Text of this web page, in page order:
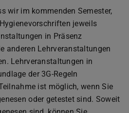
wir im kommenden Semester,
jeweils
in Präsenz
anderen Lehrveranstaltungen
Lehrveranstaltungen in
der 3G-Regeln
ist möglich, wenn Sie
oder getestet sind. Soweit